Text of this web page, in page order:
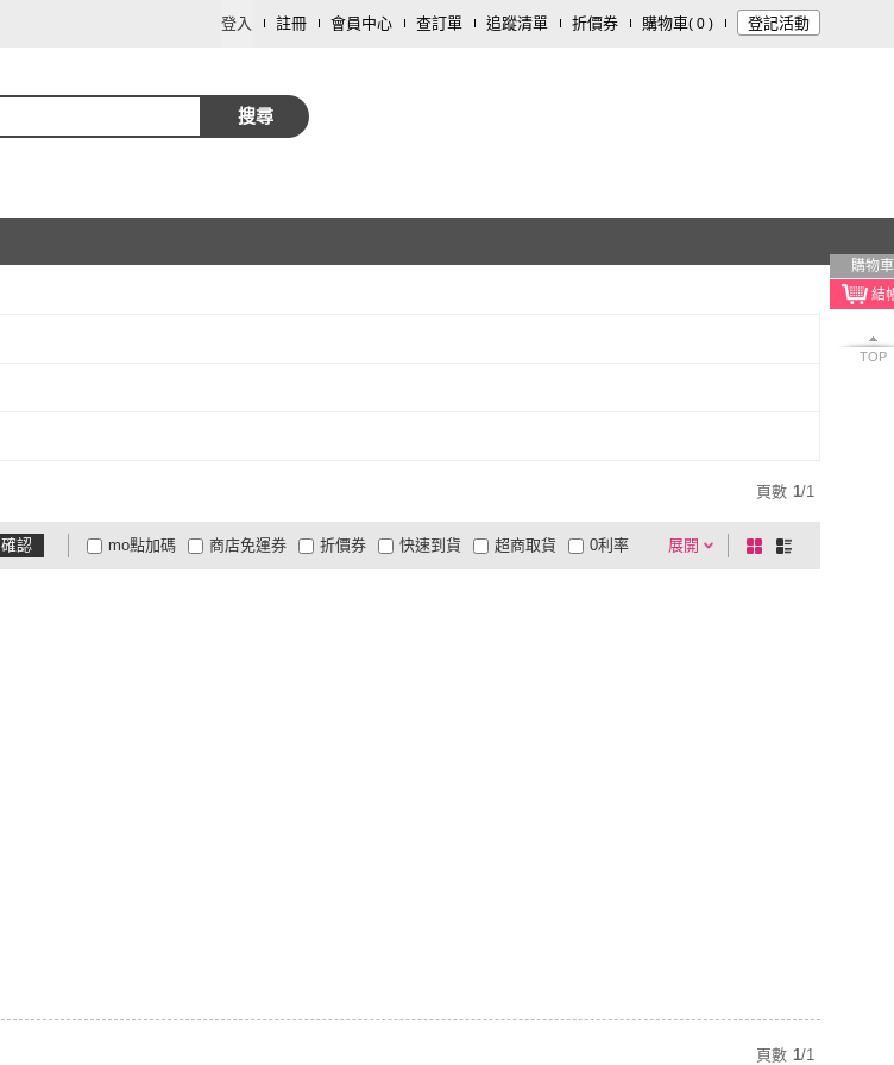
登入 註冊 會員中心 查訂單 追蹤清單 折價券 購物車( 0 ) 登記活動
搜尋
購物車
TOP
頁數 1/1
確認 展開
折價券
有影片
商品有量 電視購物
mo點加碼 快速到貨 超商取貨
大家電安心配
大家電快配
商店免運券 0利率
棋
盤
列
頁數 1/1